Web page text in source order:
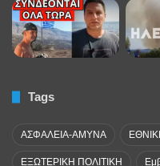
Tags
ΑΣΦΑΛΕΙΑ-ΑΜΥΝΑ
ΕΞΩΤΕΡΙΚΗ ΠΟΛΙΤΙΚΗ